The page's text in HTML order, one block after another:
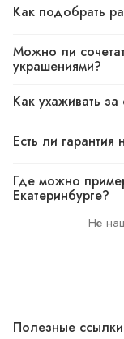
Как подобрать
Можно ли
украшениями?
Как ухаживать
Есть ли гарантия
Где можно
Екатеринбурге?
Не
Полезные ссылки